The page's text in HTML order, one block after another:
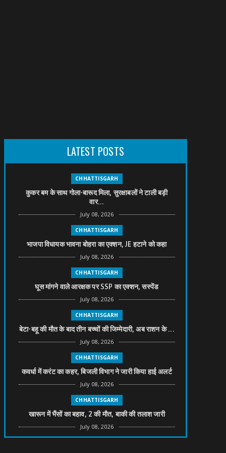
LATEST POSTS
CHHATTISGARH
कुकर बम के साथ गोला-बारूद मिला, सुरक्षाबलों ने टाली बड़ी
वार...
July 08, 2026
CHHATTISGARH
भाजपा विधायक भावना बोहरा का एक्शन, JE हटाने को कहा
July 08, 2026
CHHATTISGARH
घूस मांगने वाले आरक्षक पर SSP का एक्शन, सस्पेंड
July 08, 2026
CHHATTISGARH
बेटा-बहू की मौत के बाद तीन बच्चों की जिम्मेदारी, अब राशन के ...
July 08, 2026
CHHATTISGARH
कवर्धा में करंट का कहर, बिजली विभाग ने जारी किया हाई अलर्ट
July 08, 2026
CHHATTISGARH
खारून में भैंसों का बहाव, 2 की मौत, बाकी की तलाश जारी
July 08, 2026